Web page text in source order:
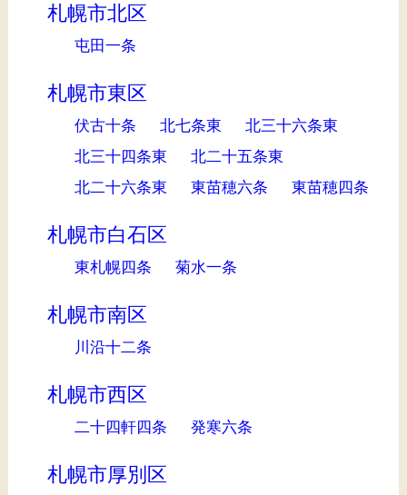
札幌市北区
屯田一条
札幌市東区
伏古十条 北七条東
北三十六条東
北三十四条東
北二十五条東
北二十六条東
東苗穂六条 東苗穂四条
札幌市白石区
東札幌四条 菊水一条
札幌市南区
川沿十二条
札幌市西区
二十四軒四条 発寒六条
札幌市厚別区